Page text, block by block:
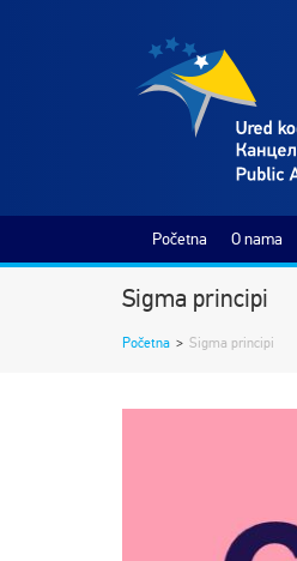
Početna O nama
Sigma principi
Početna > Sigma principi